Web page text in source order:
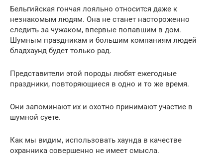
Бельгийская гончая лояльно относится даже к
незнакомым людям. Она не станет настороженно
следить за чужаком, впервые попавшим в дом.
Шумным праздникам и большим компаниям людей
бладхаунд будет только рад.
Представители этой породы любят ежегодные
праздники, повторяющиеся в одно и то же время.
Они запоминают их и охотно принимают участие в
шумной суете.
Как мы видим, использовать хаунда в качестве
охранника совершенно не имеет смысла.